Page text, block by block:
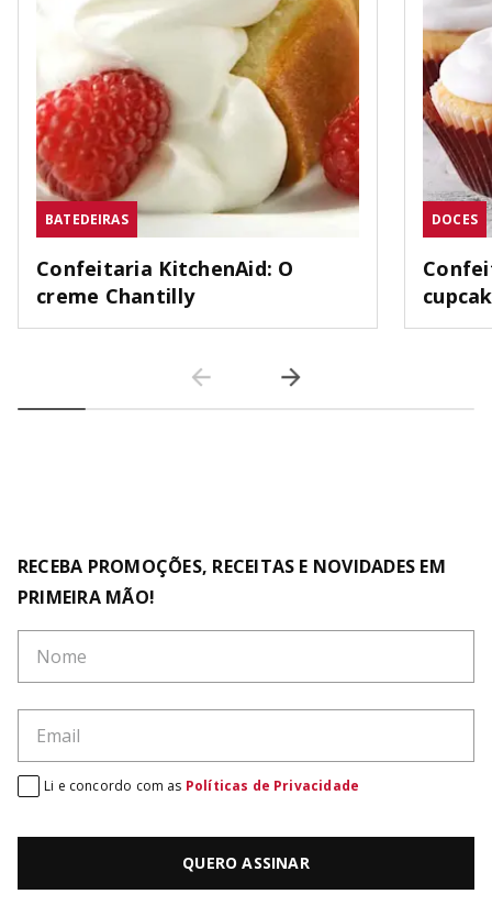
BATEDEIRAS
Confeitaria KitchenAid: O
creme Chantilly
DOCES
RECEBA PROMOÇÕES, RECEITAS E NOVIDADES EM
PRIMEIRA MÃO!
QUERO ASSINAR
Li e concordo com as Políticas de Privacidade